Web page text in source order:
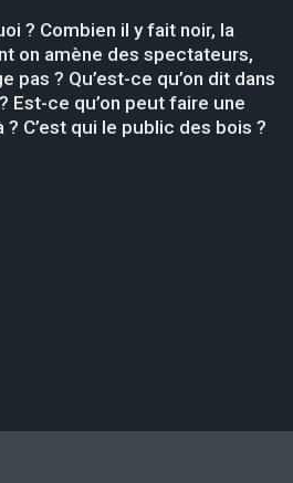
? Combien il y fait noir, la
on amène des spectateurs,
? Qu’est-ce qu’on dit dans
Est-ce qu’on peut faire une
C’est qui le public des bois ?